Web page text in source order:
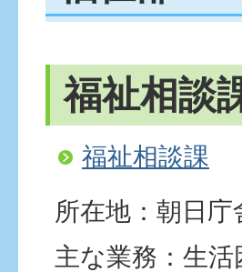
福祉相談
福祉相談課
所在地：朝日庁
主な業務：生